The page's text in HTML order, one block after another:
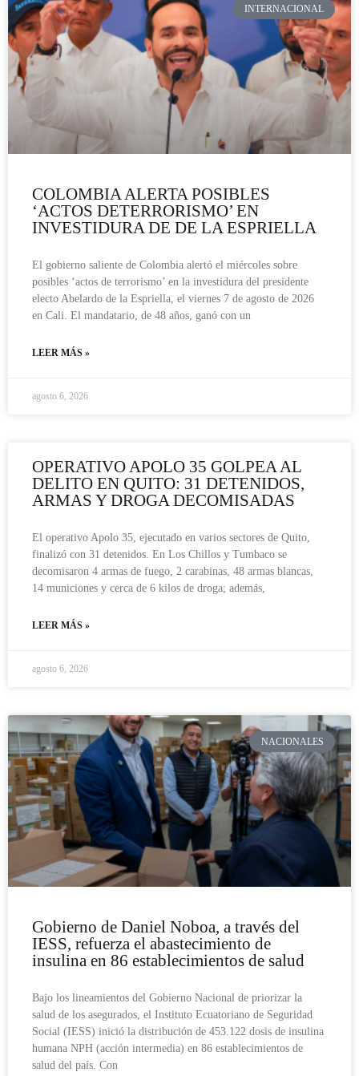
INTERNACIONAL
COLOMBIA ALERTA POSIBLES
‘ACTOS DETERRORISMO’ EN
INVESTIDURA DE DE LA ESPRIELLA
El gobierno saliente de Colombia alertó el miércoles sobre
posibles ‘actos de terrorismo’ en la investidura del presidente
electo Abelardo de la Espriella, el viernes 7 de agosto de 2026
en Cali. El mandatario, de 48 años, ganó con un
LEER MÁS »
agosto 6, 2026
OPERATIVO APOLO 35 GOLPEA AL
DELITO EN QUITO: 31 DETENIDOS,
ARMAS Y DROGA DECOMISADAS
El operativo Apolo 35, ejecutado en varios sectores de Quito,
finalizó con 31 detenidos. En Los Chillos y Tumbaco se
decomisaron 4 armas de fuego, 2 carabinas, 48 armas blancas,
14 municiones y cerca de 6 kilos de droga; además,
LEER MÁS »
agosto 6, 2026
NACIONALES
Gobierno de Daniel Noboa, a través del
IESS, refuerza el abastecimiento de
insulina en 86 establecimientos de salud
Bajo los lineamientos del Gobierno Nacional de priorizar la
salud de los asegurados, el Instituto Ecuatoriano de Seguridad
Social (IESS) inició la distribución de 453.122 dosis de insulina
humana NPH (acción intermedia) en 86 establecimientos de
salud del país. Con